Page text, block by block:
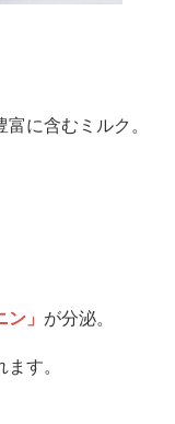
富に含むミルク。
ン」 が分泌。
す。